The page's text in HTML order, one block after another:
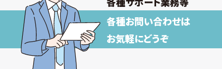
各種お問い合わせは
お気軽にどうぞ